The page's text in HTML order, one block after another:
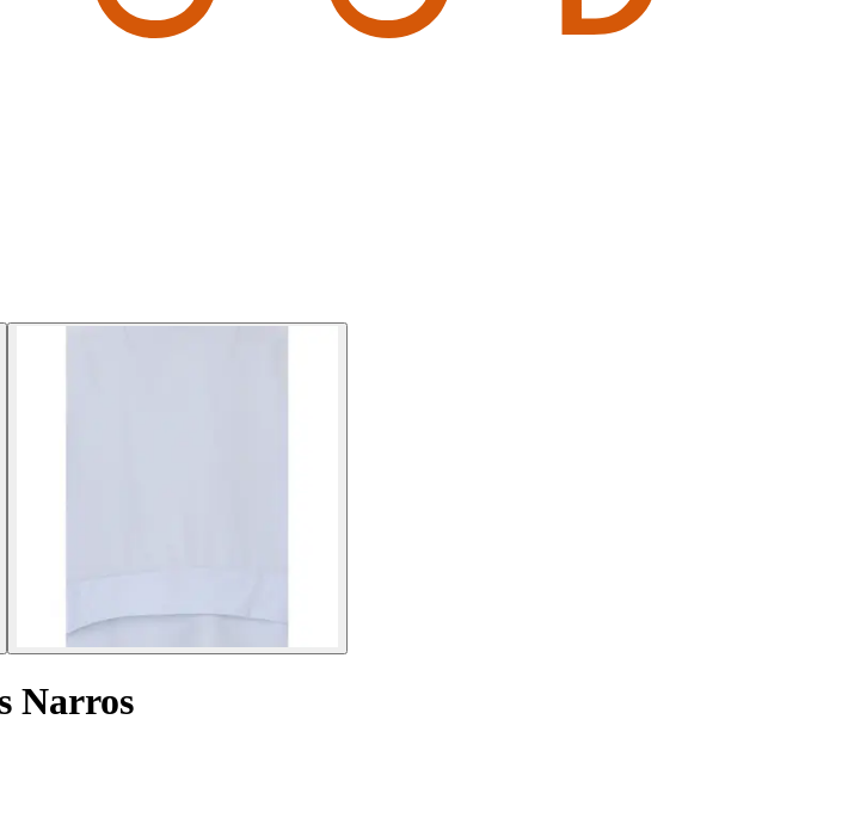
Narros